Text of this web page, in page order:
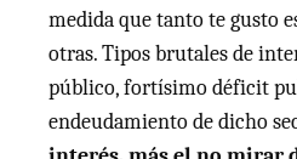
medida que tanto te gusto
otras. Tipos brutales de
público, fortísimo déficit
endeudamiento de dicho